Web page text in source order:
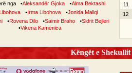
nga •Aleksandër Gjoka •Alma Bektashi
•Irma Libohova •Jonida Maliqi
•Rovena Dilo •Saimir Braho •Sidrit Bejleri
•Vikena Kamenica
11
12
Këngët e